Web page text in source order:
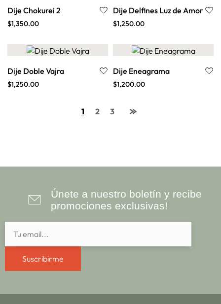
Dije Chokurei 2
$1,350.00
Dije Delfines Luz de Amor
$1,250.00
Dije Doble Vajra
$1,250.00
Dije Eneagrama
$1,200.00
1 2 3
Únete a nuestro boletín y recibe
promociones exclusivas!
Suscribirme